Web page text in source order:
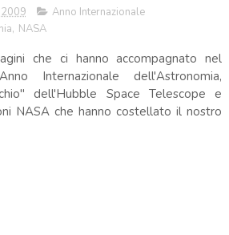
Anno Internazionale
, NASA
che ci hanno accompagnato nel
Internazionale dell'Astronomia,
dell'Hubble Space Telescope e
NASA che hanno costellato il nostro